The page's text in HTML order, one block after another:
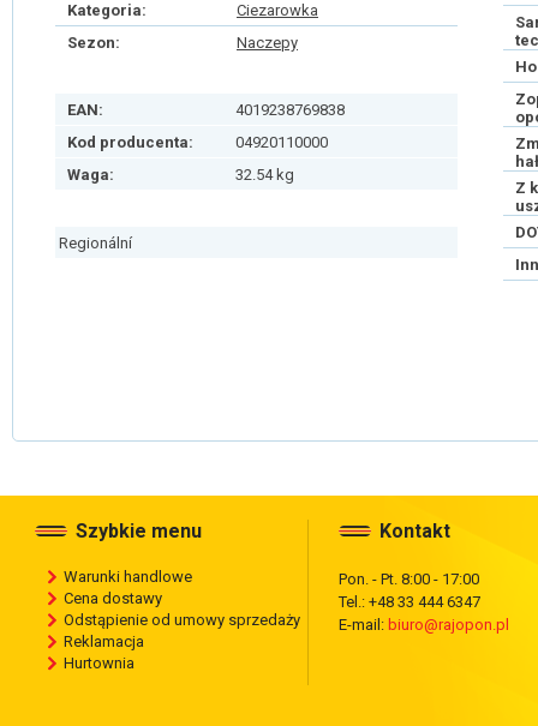
Kategoria:
Ciezarowka
Sezon:
Naczepy
EAN:
4019238769838
Kod producenta:
04920110000
Waga:
32.54 kg
Regionální
Z
Szybkie menu
Warunki handlowe
Cena dostawy
Odstąpienie od umowy sprzedaży
Reklamacja
Hurtownia
Kontakt
Pon. - Pt. 8:00 - 17:00
Tel.: +48 33 444 6347
E-mail: biuro@rajopon.pl